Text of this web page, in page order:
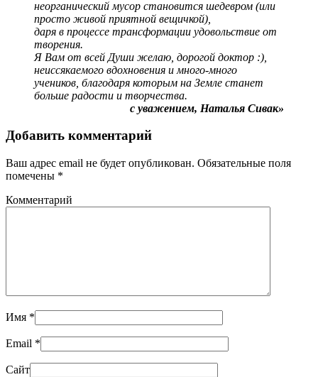
неорганический мусор становится шедевром (или
просто живой приятной вещичкой),
даря в процессе трансформации удовольствие от
творения.
Я Вам от всей Души желаю, дорогой доктор :),
неиссякаемого вдохновения и много-много
учеников, благодаря которым на Земле станет
больше радости и творчества.
с уважением, Наталья Сивак»
Добавить комментарий
Ваш адрес email не будет опубликован. Обязательные поля
помечены *
Комментарий
Имя *
Email *
Сайт